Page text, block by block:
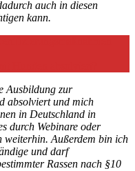
auch in diesen
kann.
Ausbildung zur
absolviert und mich
in Deutschland in
durch Webinare oder
weiterhin. Außerdem bin ich
und darf
Rassen nach §10